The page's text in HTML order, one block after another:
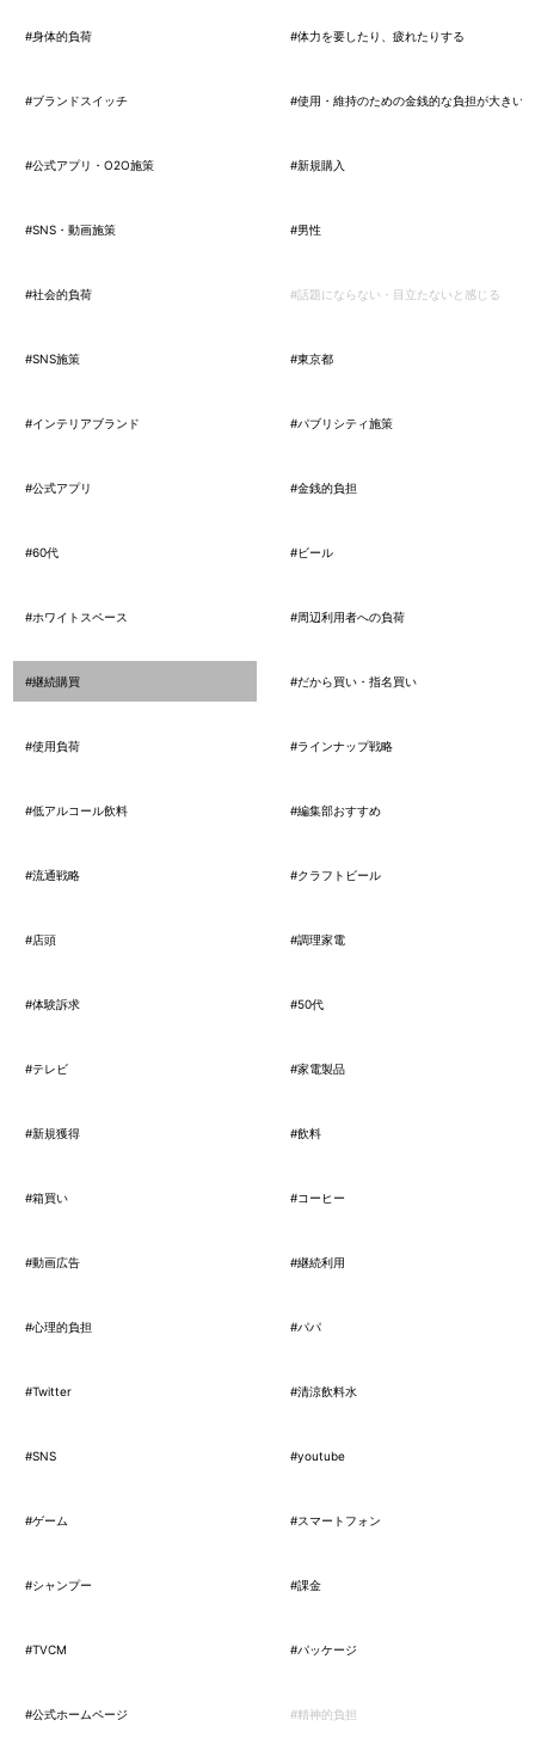
#身体的負荷 #体力を要したり、疲れたりする
#ブランドスイッチ #使用・維持のための金銭的な負担が大きい
#公式アプリ・O2O施策 #新規購入
#SNS・動画施策 #男性
#社会的負荷 #話題にならない・目立たないと感じる
#SNS施策 #東京都
#インテリアブランド #パブリシティ施策
#公式アプリ #金銭的負担
#60代 #ビール
#ホワイトスペース #周辺利用者への負荷
#継続購買 #だから買い・指名買い
#使用負荷 #ラインナップ戦略
#低アルコール飲料 #編集部おすすめ
#流通戦略 #クラフトビール
#店頭 #調理家電
#体験訴求 #50代
#テレビ #家電製品
#新規獲得 #飲料
#箱買い #コーヒー
#動画広告 #継続利用
#心理的負担 #パパ
#Twitter #清涼飲料水
#SNS #youtube
#ゲーム #スマートフォン
#シャンプー #課金
#TVCM #パッケージ
#公式ホームページ #精神的負担